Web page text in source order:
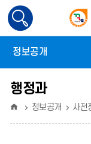
검
색
성
정보공개
행정과
정보공개 사전